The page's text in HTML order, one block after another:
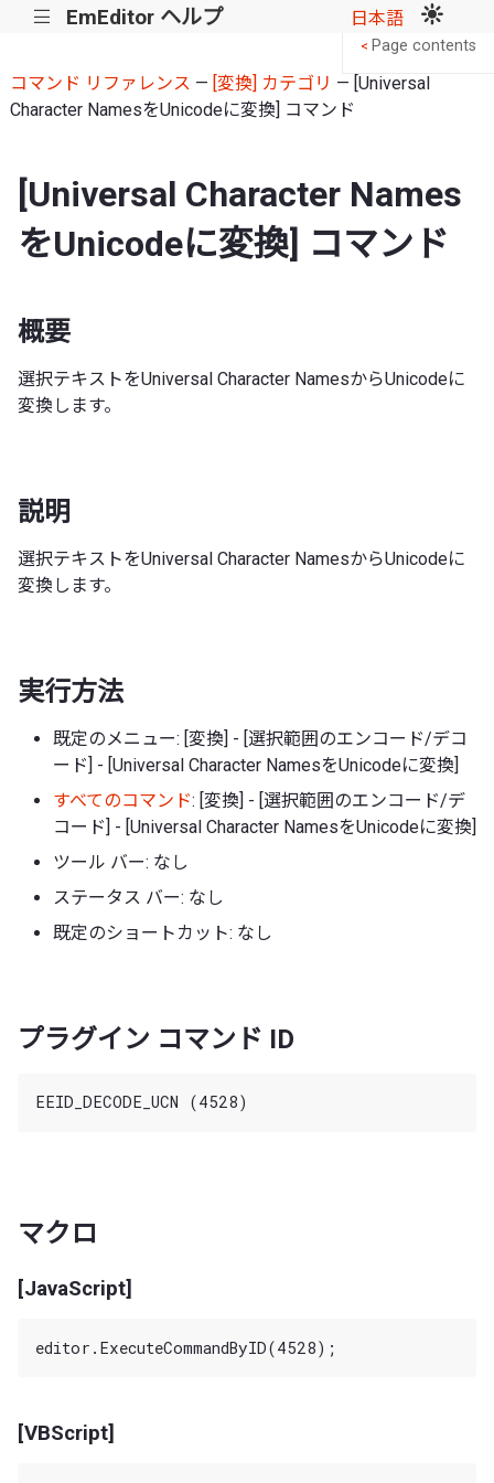
||| EmEditor ヘルプ 日本語
コマンド リファレンス — [変換] カテゴリ — [Universal
Character NamesをUnicodeに変換] コマンド
[Universal Character Names
をUnicodeに変換] コマンド
概要
選択テキストをUniversal Character NamesからUnicodeに
変換します。
説明
選択テキストをUniversal Character NamesからUnicodeに
変換します。
実行方法
既定のメニュー: [変換] - [選択範囲のエンコード/デコ
ード] - [Universal Character NamesをUnicodeに変換]
すべてのコマンド: [変換] - [選択範囲のエンコード/デ
コード] - [Universal Character NamesをUnicodeに変換]
ツール バー: なし
ステータス バー: なし
既定のショートカット: なし
プラグイン コマンド ID
マクロ
[JavaScript]
[VBScript]
< Page contents